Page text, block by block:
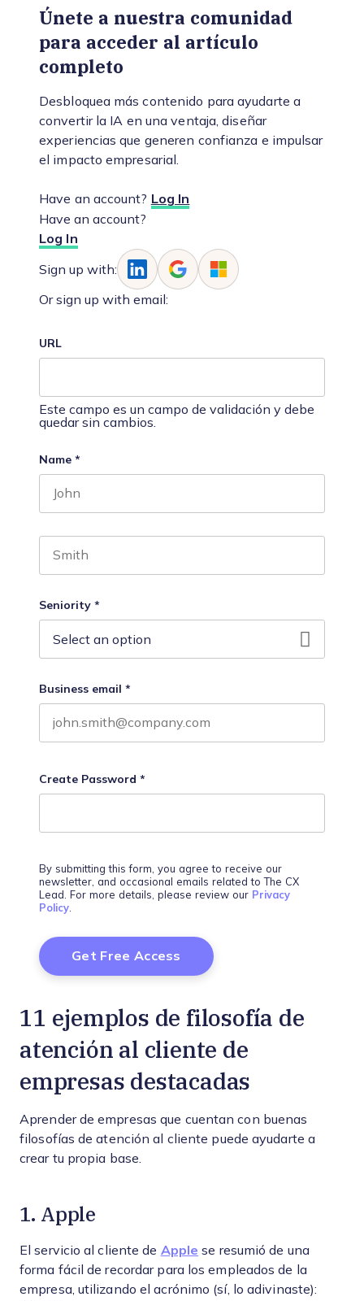
Únete a nuestra comunidad
para acceder al artículo
completo
Desbloquea más contenido para ayudarte a
convertir la IA en una ventaja, diseñar
experiencias que generen confianza e impulsar
el impacto empresarial.
Have an account? Log In
Have an account?
Log In
Sign up with:
Or sign up with email:
URL
Este campo es un campo de validación y debe
quedar sin cambios.
Name *
Seniority *
Business email *
Create Password *
By submitting this form, you agree to receive our
newsletter, and occasional emails related to The CX
Lead. For more details, please review our Privacy
Policy.
11 ejemplos de filosofía de
atención al cliente de
empresas destacadas
Aprender de empresas que cuentan con buenas
filosofías de atención al cliente puede ayudarte a
crear tu propia base.
1. Apple
El servicio al cliente de Apple se resumió de una
forma fácil de recordar para los empleados de la
empresa, utilizando el acrónimo (sí, lo adivinaste):